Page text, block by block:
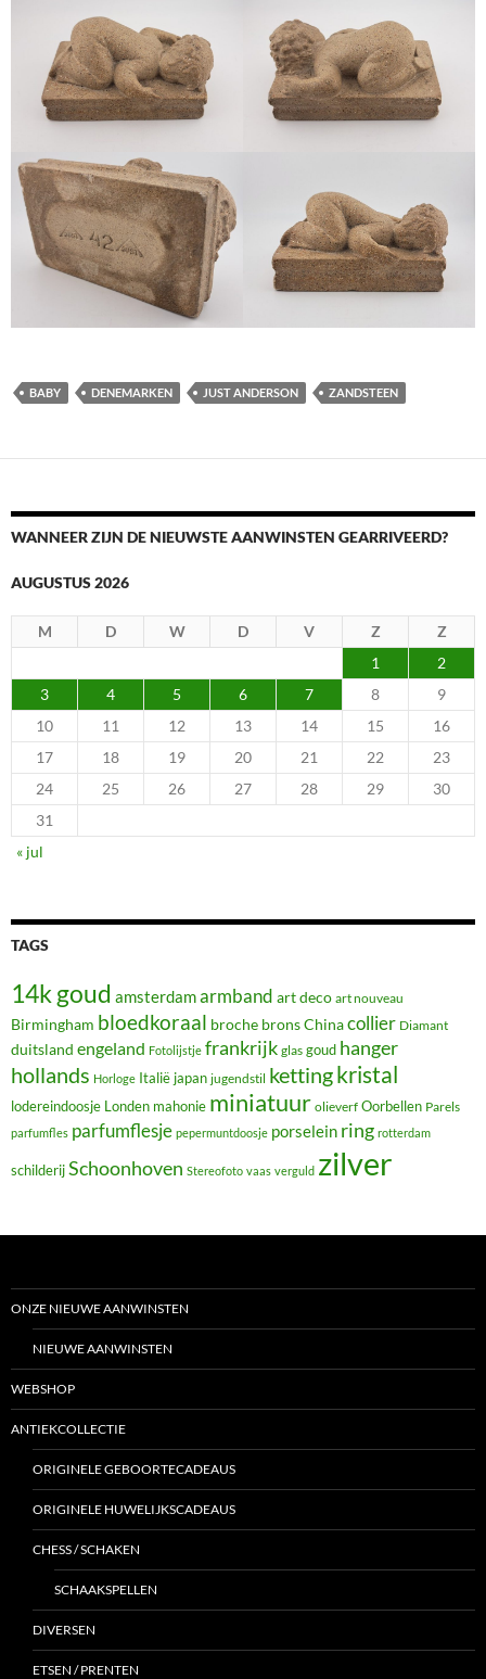
BABY DENEMARKEN JUST ANDERSON ZANDSTEEN
WANNEER ZIJN DE NIEUWSTE AANWINSTEN GEARRIVEERD?
AUGUSTUS 2026
M D W D V Z
Z
1
2
3
4 5 6 7 8
9
10
11 12 13 14 15
16
17
18 19 20 21 22
23
24
25 26 27 28 29
30
31
« jul
TAGS
14k goud amsterdamarmband art deco art nouveau
Birmingham bloedkoraal broche bronsChinacollier Diamant
duitsland engeland Fotolijstje frankrijk glas goud hanger
hollands Horloge Italië japan jugendstil kettingkristal
lodereindoosje Londen mahonie miniatuur olieverf Oorbellen Parels
parfumfles parfumflesje pepermuntdoosje porselein ring rotterdam
schilderijSchoonhoven Stereofoto vaas verguld zilver
ONZE NIEUWE AANWINSTEN
NIEUWE AANWINSTEN
WEBSHOP
ANTIEKCOLLECTIE
ORIGINELE GEBOORTECADEAUS
ORIGINELE HUWELIJKSCADEAUS
CHESS / SCHAKEN
SCHAAKSPELLEN
DIVERSEN
ETSEN / PRENTEN